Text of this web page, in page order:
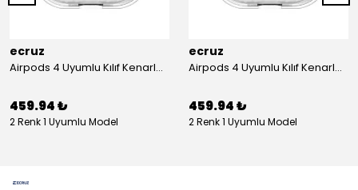
ecruz
Airpods 4 Uyumlu Kılıf Kenarları Renkli Şeffaf Dilimli Silikon Ecruz Airbag 40 Uyumlu Kılıf
459.94 ₺
2 Renk 1 Uyumlu Model
ecruz
Airpods 4 Uyumlu Kılıf Kenarları Renkli Şeffaf Dilimli Silikon Ecruz Airbag 40 Uyumlu Kılıf
459.94 ₺
2 Renk 1 Uyumlu Model